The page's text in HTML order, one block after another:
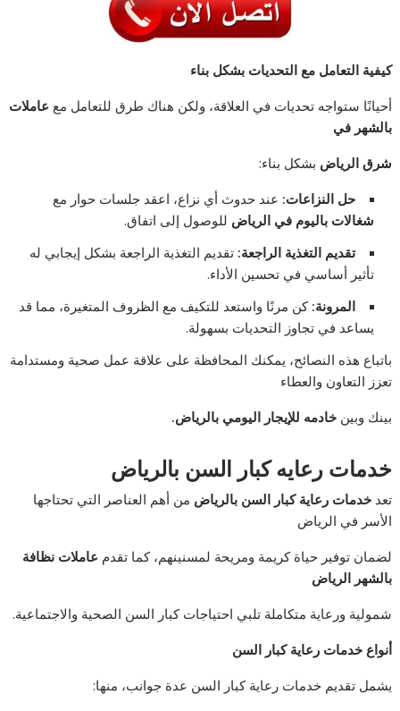
كيفية التعامل مع التحديات بشكل بناء
أحيانًا ستواجه تحديات في العلاقة، ولكن هناك طرق للتعامل مع عاملات
بالشهر في
شرق الرياض بشكل بناء:
حل النزاعات: عند حدوث أي نزاع، اعقد جلسات حوار مع
شغالات باليوم في الرياض للوصول إلى اتفاق.
تقديم التغذية الراجعة: تقديم التغذية الراجعة بشكل إيجابي له
تأثير أساسي في تحسين الأداء.
المرونة: كن مرنًا واستعد للتكيف مع الظروف المتغيرة، مما قد
يساعد في تجاوز التحديات بسهولة.
باتباع هذه النصائح، يمكنك المحافظة على علاقة عمل صحية ومستدامة
تعزز التعاون والعطاء
بينك وبينخادمه للإيجار اليومي بالرياض.
خدمات رعايه كبار السن بالرياض
تعدخدمات رعاية كبار السن بالرياض من أهم العناصر التي تحتاجها
الأسر في الرياض
لضمان توفير حياة كريمة ومريحة لمسنينهم، كما تقدم عاملات نظافة
بالشهر الرياض
شمولية ورعاية متكاملة تلبي احتياجات كبار السن الصحية والاجتماعية.
أنواع خدمات رعاية كبار السن
يشمل تقديم خدمات رعاية كبار السن عدة جوانب، منها: